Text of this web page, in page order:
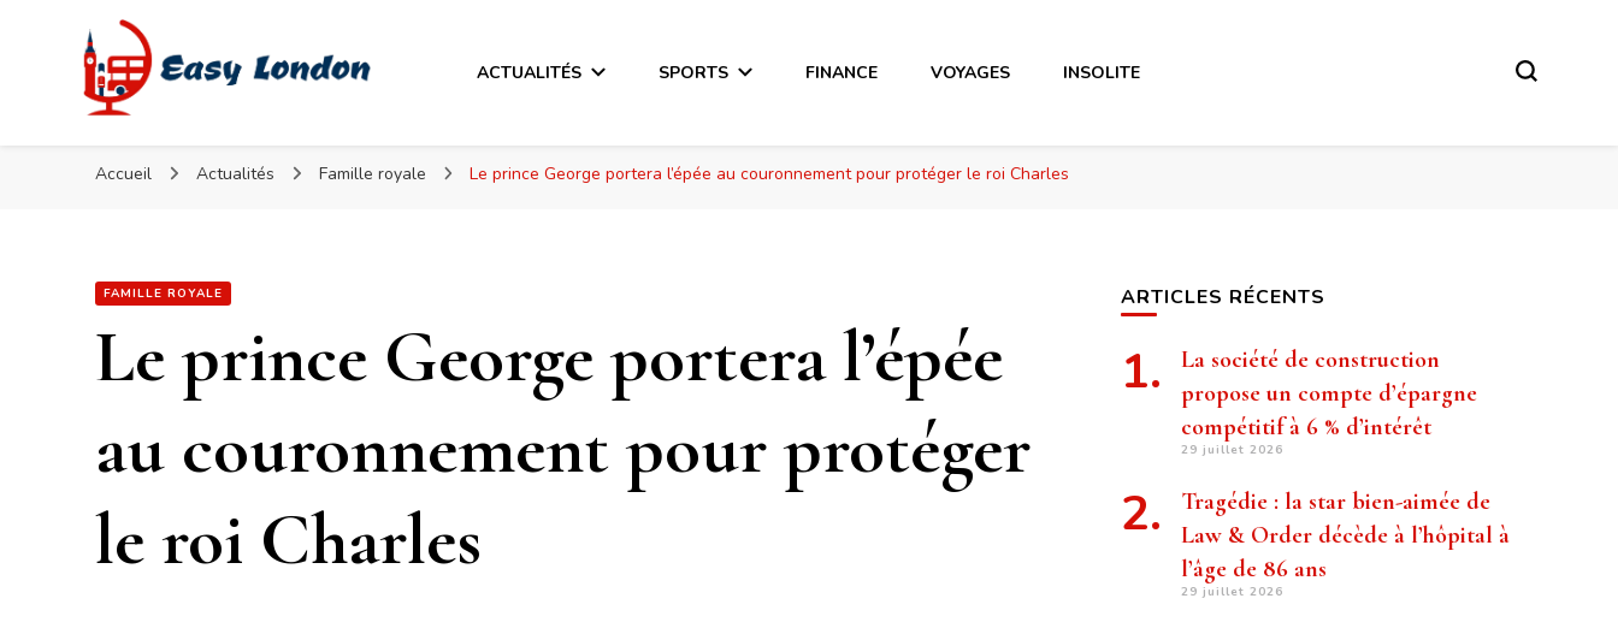
Easy London
Easy London
ACTUALITÉS SPORTS FINANCE VOYAGES INSOLITE
Accueil Actualités Famille royale Le prince George portera l’épée au couronnement pour protéger le roi Charles
FAMILLE ROYALE
Le prince George portera l’épée
au couronnement pour protéger
le roi Charles
ARTICLES RÉCENTS
La société de construction
propose un compte d’épargne
compétitif à 6 % d’intérêt
29 juillet 2026
Tragédie : la star bien-aimée de
Law & Order décède à l’hôpital à
l’âge de 86 ans
29 juillet 2026